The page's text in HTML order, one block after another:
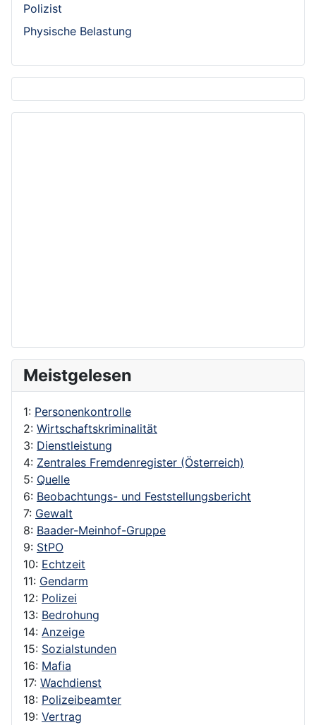
Polizist
Physische Belastung
Meistgelesen
1: Personenkontrolle
2: Wirtschaftskriminalität
3: Dienstleistung
4: Zentrales Fremdenregister (Österreich)
5: Quelle
6: Beobachtungs- und Feststellungsbericht
7: Gewalt
8: Baader-Meinhof-Gruppe
9: StPO
10: Echtzeit
11: Gendarm
12: Polizei
13: Bedrohung
14: Anzeige
15: Sozialstunden
16: Mafia
17: Wachdienst
18: Polizeibeamter
19: Vertrag